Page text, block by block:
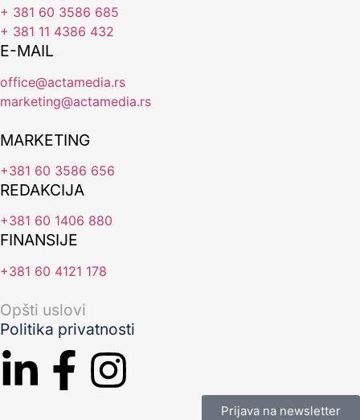
+ 381 60 3586 685
+ 381 11 4386 432
E-MAIL
office@actamedia.rs
marketing@actamedia.rs
MARKETING
+381 60 3586 656
REDAKCIJA
+381 60 1406 880
FINANSIJE
+381 60 4121 178
Opšti uslovi
Politika privatnosti
Prijava na newsletter